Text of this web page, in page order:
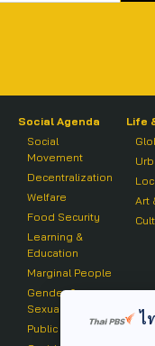
Social Agenda
Social
Movement
Decentralization
Welfare
Food Security
Learning &
Education
Marginal People
Gender &
Sexuality
Public Health
Life
Art
ไ